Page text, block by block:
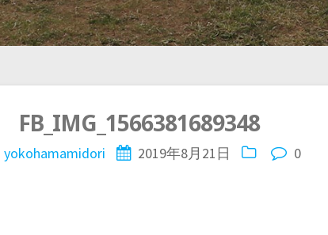
FB_IMG_1566381689348
yokohamamidori 2019年8月21日 0